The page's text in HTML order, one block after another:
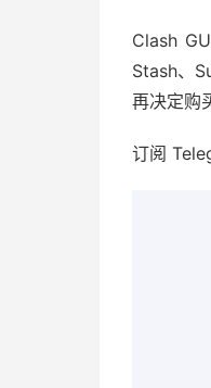
Clash
Stash、
再决定购
订阅